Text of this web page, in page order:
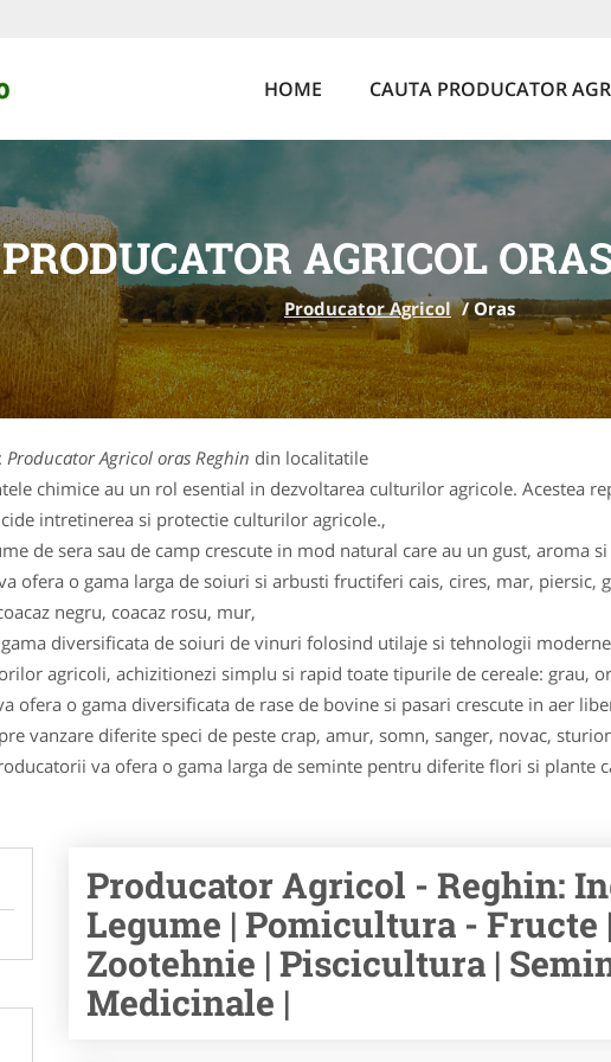
HOME CAUTA PRODUCATOR
PRODUCATOR AGRICOL
Producator Agricol /Oras
: Producator Agricol oras Reghin din localitatile
chimice au un rol esential in dezvoltarea culturilor agricole. Acestea
intretinerea si protectie culturilor agricole.,
de sera sau de camp crescute in mod natural care au un gust,
ofera o gama larga de soiuri si arbusti fructiferi cais, cires, mar,
negru, coacaz rosu, mur,
diversificata de soiuri de vinuri folosind utilaje si tehnologii
agricoli, achizitionezi simplu si rapid toate tipurile de cereale: grau,
ofera o gama diversificata de rase de bovine si pasari crescute in aer
vanzare diferite speci de peste crap, amur, somn, sanger, novac,
va ofera o gama larga de seminte pentru diferite flori si plante
Producator Agricol - Reghin:
Legume | Pomicultura - Fructe
Zootehnie | Piscicultura |
Medicinale |